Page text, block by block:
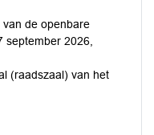
van de openbare
2026,
(raadszaal) van het